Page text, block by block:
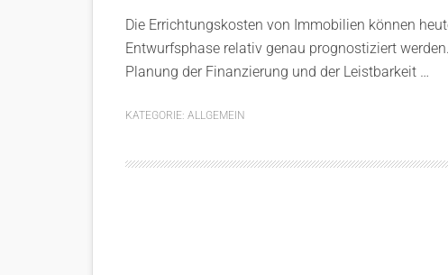
Die Errichtungskosten von Immobilien können
Entwurfsphase relativ genau prognostiziert
Planung der Finanzierung und der Leistbarkeit …
KATEGORIE: ALLGEMEIN